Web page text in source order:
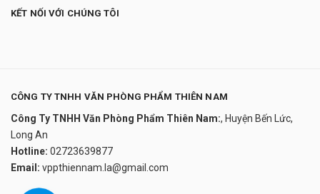
KẾT NỐI VỚI CHÚNG TÔI
CÔNG TY TNHH VĂN PHÒNG PHẨM THIÊN NAM
Công Ty TNHH Văn Phòng Phẩm Thiên Nam:, Huyện Bến Lức,
Long An
Hotline: 02723639877
Email: vppthiennam.la@gmail.com